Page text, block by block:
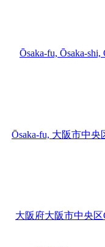
〒542-0086 Ōsaka-fu,
〒542-0086 Ōsaka-fu, 大阪
〒542-0086 大阪府大阪市